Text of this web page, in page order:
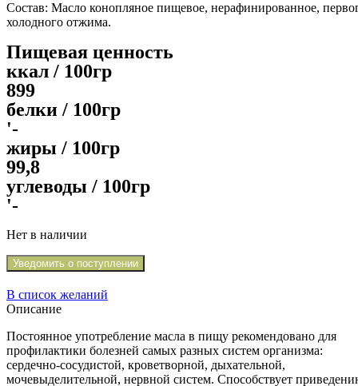
Состав: Масло конопляное пищевое, нерафинированное,
холодного отжима.
Пищевая ценность
ккал / 100гр
899
белки / 100гр
'-
жиры / 100гр
99,8
углеводы / 100гр
'-
Нет в наличии
Уведомить о поступлении
В список желаний
Описание
Постоянное употребление масла в пищу рекомендовано для
профилактики болезней самых разных систем организма:
сердечно-сосудистой, кроветворной, дыхательной,
мочевыделительной, нервной систем. Способствует